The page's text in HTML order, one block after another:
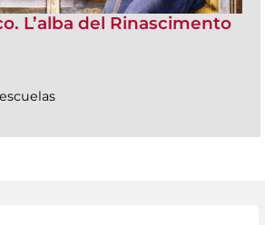
L’alba del Rinascimento